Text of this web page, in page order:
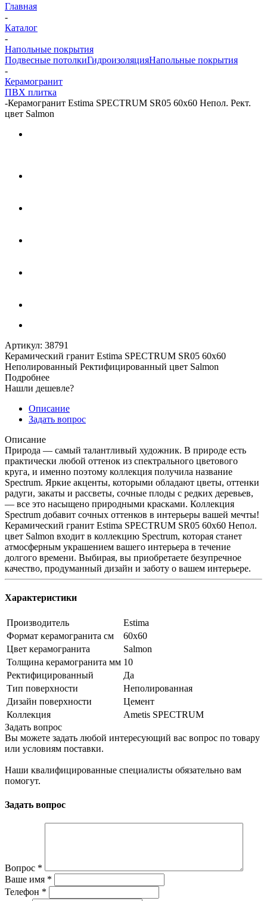
Главная
-
Каталог
-
Напольные покрытия
Подвесные потолкиГидроизоляцияНапольные покрытия
-
Керамогранит
ПВХ плитка
-Керамогранит Estima SPECTRUM SR05 60x60 Непол. Рект.
цвет Salmon
Артикул: 38791
Керамический гранит Estima SPECTRUM SR05 60x60
Неполированный Ректифицированный цвет Salmon
Подробнее
Нашли дешевле?
Описание
Задать вопрос
Описание
Природа — самый талантливый художник. В природе есть
практически любой оттенок из спектрального цветового
круга, и именно поэтому коллекция получила название
Spectrum. Яркие акценты, которыми обладают цветы, оттенки
радуги, закаты и рассветы, сочные плоды с редких деревьев,
— все это насыщено природными красками. Коллекция
Spectrum добавит сочных оттенков в интерьеры вашей мечты!
Керамический гранит Estima SPECTRUM SR05 60x60 Непол.
цвет Salmon входит в коллекцию Spectrum, которая станет
атмосферным украшением вашего интерьера в течение
долгого времени. Выбирая, вы приобретаете безупречное
качество, продуманный дизайн и заботу о вашем интерьере.
Характеристики
Производитель
Estima
Формат керамогранита см
60х60
Цвет керамогранита
Salmon
Толщина керамогранита мм 10
Ректифицированный
Да
Тип поверхности
Неполированная
Дизайн поверхности
Цемент
Коллекция
Ametis SPECTRUM
Задать вопрос
Вы можете задать любой интересующий вас вопрос по товару
или условиям поставки.
Наши квалифицированные специалисты обязательно вам
помогут.
Задать вопрос
Вопрос *
Ваше имя *
Телефон *